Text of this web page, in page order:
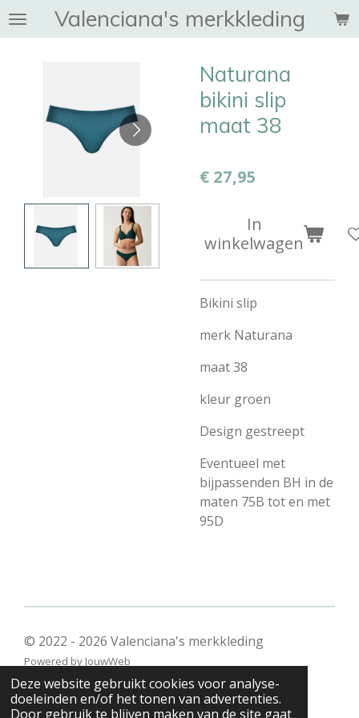
Deze website gebruikt cookies voor analyse-
doeleinden en/of het tonen van advertenties.
Door gebruik te blijven maken van de site gaat
Ga
direct
Valenciana's merkkleding
Naturana
bikini slip
maat 38
€ 27,95
In
winkelwagen
Bikini slip
merk Naturana
maat 38
kleur groen
Design gestreept
Eventueel met
bijpassenden BH in de
maten 75B tot en met
95D
© 2022 - 2026 Valenciana's merkkleding
Powered by JouwWeb